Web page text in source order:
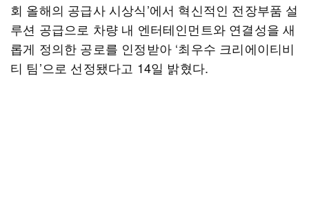
회 올해의 공급사 시상식’에서 혁신적인 전장부품 설
루션 공급으로 차량 내 엔터테인먼트와 연결성을 새
롭게 정의한 공로를 인정받아 ‘최우수 크리에이티비
티 팀’으로 선정됐다고 14일 밝혔다.